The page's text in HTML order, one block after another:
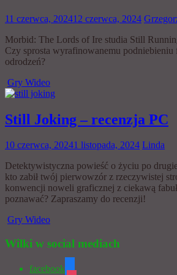
11 czerwca, 202412 czerwca, 2024
Morbid: The Lords of Ire studia Still
Czy sprosta wyrafinowanemu podniebieniu
odrodzeń?
Gry Wideo
Still Joking – recenzja PC
10 czerwca, 20241 listopada, 2024 Linda
Detektywistyczna powieść o życiu po
kto zabił twój pierwowzór z rzeczywistej
konwencji noweli graficznej z ciekawą
poznawać? Zapraszamy do recenzji!
Gry Wideo
Wilki w social mediach
facebook